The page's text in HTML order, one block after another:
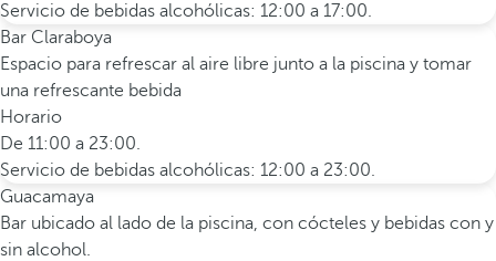
Servicio de bebidas alcohólicas: 12:00 a 17:00.
Bar Claraboya
Espacio para refrescar al aire libre junto a la piscina y tomar
una refrescante bebida
Horario
De 11:00 a 23:00.
Servicio de bebidas alcohólicas: 12:00 a 23:00.
Guacamaya
Bar ubicado al lado de la piscina, con cócteles y bebidas con y
sin alcohol.